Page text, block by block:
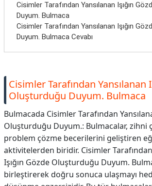
Cisimler Tarafından Yansılanan Işığın
Duyum. Bulmaca
Cisimler Tarafından Yansılanan Işığın
Duyum. Bulmaca Cevabı
Cisimler Tarafından Yansılanan
Oluşturduğu Duyum. Bulmaca
Bulmacada Cisimler Tarafından
Oluşturduğu Duyum.: Bulmacalar, zihni
problem çözme becerilerini geliştiren
aktivitelerden biridir. Cisimler Tarafından
Işığın Gözde Oluşturduğu Duyum.
birleştirerek doğru sonuca ulaşmayı